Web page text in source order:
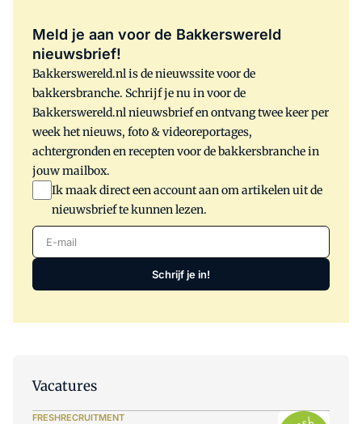
Meld je aan voor de Bakkerswereld
nieuwsbrief!
Bakkerswereld.nl is de nieuwssite voor de
bakkersbranche. Schrijf je nu in voor de
Bakkerswereld.nl nieuwsbrief en ontvang twee keer per
week het nieuws, foto & videoreportages,
achtergronden en recepten voor de bakkersbranche in
jouw mailbox.
Ik maak direct een account aan om artikelen uit de
nieuwsbrief te kunnen lezen.
E-mail
Schrijf je in!
Vacatures
FRESHRECRUITMENT